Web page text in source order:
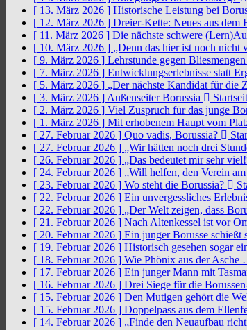
[ 13. März 2026 ] Historische Leistung bei
[ 12. März 2026 ] Dreier-Kette: Neues aus dem
[ 11. März 2026 ] Die nächste schwere
[ 10. März 2026 ] „Denn das hier ist noch nicht
[ 9. März 2026 ] Lehrstunde gegen Bliesmengen
[ 7. März 2026 ] Entwicklungserlebnisse statt
[ 5. März 2026 ] „Der nächste Kandidat für die
[ 3. März 2026 ] Außenseiter Borussia
[ 2. März 2026 ] Viel Zuspruch für das junge
[ 1. März 2026 ] Mit erhobenem Haupt vom
[ 27. Februar 2026 ] Quo vadis, Borussia?
[ 27. Februar 2026 ] „Wir hätten noch drei
[ 26. Februar 2026 ] „Das bedeutet mir sehr
[ 24. Februar 2026 ] „Will helfen, den Verein
[ 23. Februar 2026 ] Wo steht die Borussia?
[ 22. Februar 2026 ] Ein unvergessliches
[ 22. Februar 2026 ] „Der Welt zeigen, dass
[ 21. Februar 2026 ] Nach Altenkessel ist vor
[ 20. Februar 2026 ] Ein junger Borusse
[ 19. Februar 2026 ] Historisch gesehen sogar
[ 18. Februar 2026 ] Wie Phönix aus der Asche
[ 17. Februar 2026 ] Ein junger Mann mit
[ 16. Februar 2026 ] Drei Siege für die
[ 15. Februar 2026 ] Den Mutigen gehört die
[ 15. Februar 2026 ] Doppelpass aus dem
[ 14. Februar 2026 ] „Finde den Neuaufbau